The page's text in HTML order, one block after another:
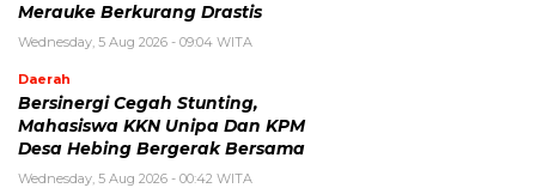
Merauke Berkurang Drastis
Wednesday, 5 Aug 2026 - 09:04 WITA
Daerah
Bersinergi Cegah Stunting,
Mahasiswa KKN Unipa Dan KPM
Desa Hebing Bergerak Bersama
Wednesday, 5 Aug 2026 - 00:42 WITA